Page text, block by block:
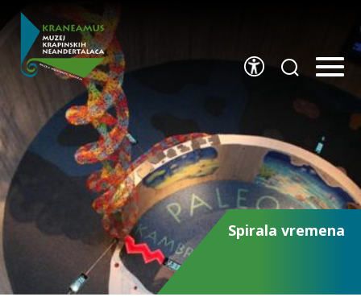
Spirala vremena